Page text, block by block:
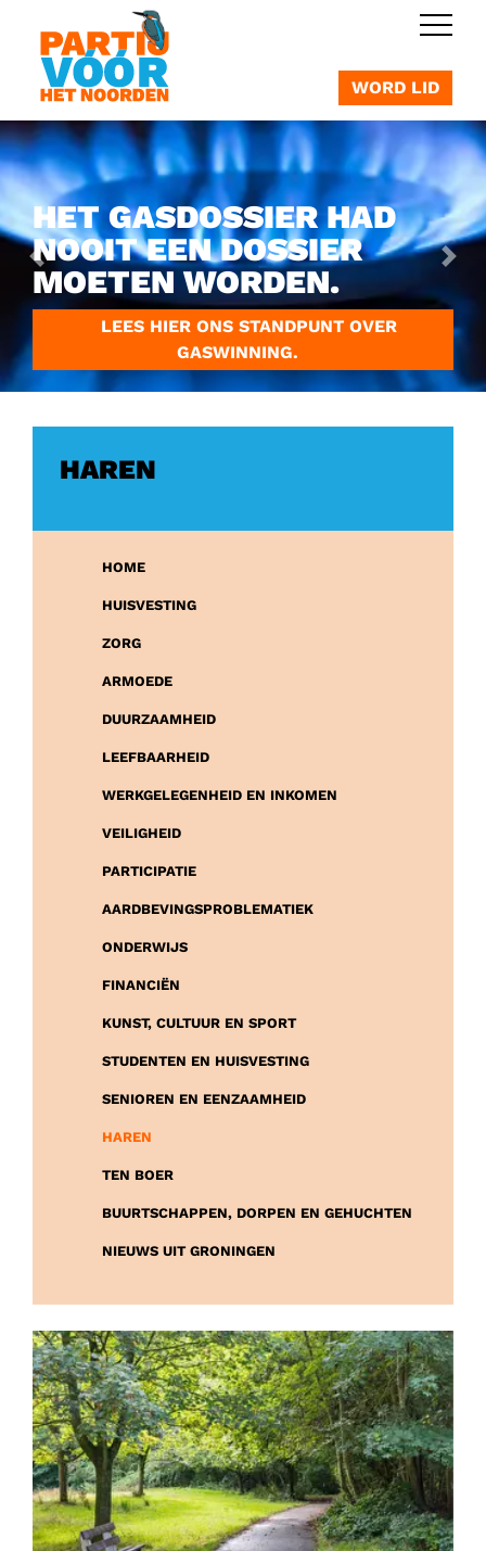
WORD LID
HET GASDOSSIER HAD
NOOIT EEN DOSSIER
MOETEN WORDEN.
LEES HIER ONS STANDPUNT OVER
GASWINNING.
Vorige
HAREN
HOME
HUISVESTING
ZORG
ARMOEDE
DUURZAAMHEID
LEEFBAARHEID
WERKGELEGENHEID EN INKOMEN
VEILIGHEID
PARTICIPATIE
AARDBEVINGSPROBLEMATIEK
ONDERWIJS
FINANCIËN
KUNST, CULTUUR EN SPORT
STUDENTEN EN HUISVESTING
SENIOREN EN EENZAAMHEID
HAREN
TEN BOER
BUURTSCHAPPEN, DORPEN EN GEHUCHTEN
NIEUWS UIT GRONINGEN